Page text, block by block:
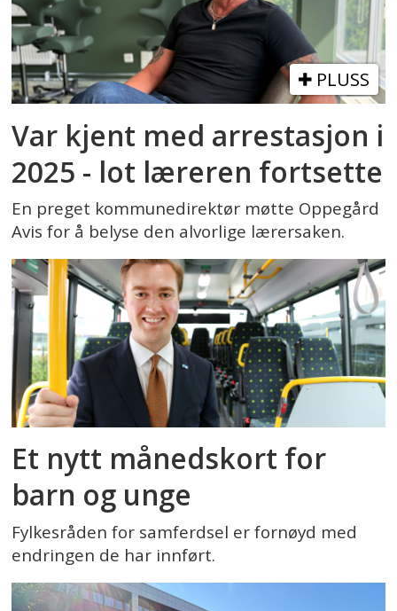
PLUSS
Var kjent med arrestasjon i
2025 - lot læreren fortsette
En preget kommunedirektør møtte Oppegård
Avis for å belyse den alvorlige lærersaken.
Et nytt månedskort for
barn og unge
Fylkesråden for samferdsel er fornøyd med
endringen de har innført.